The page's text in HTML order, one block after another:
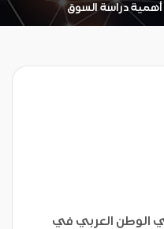
الوطن العربي في